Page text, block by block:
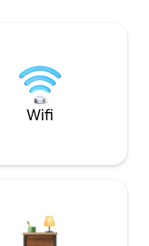
Wifi